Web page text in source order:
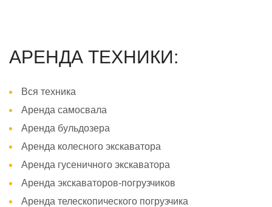
АРЕНДА ТЕХНИКИ:
Вся техника
Аренда самосвала
Аренда бульдозера
Аренда колесного экскаватора
Аренда гусеничного экскаватора
Аренда экскаваторов-погрузчиков
Аренда телескопического погрузчика